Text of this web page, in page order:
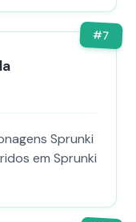
#7
Sprunki
em Sprunki